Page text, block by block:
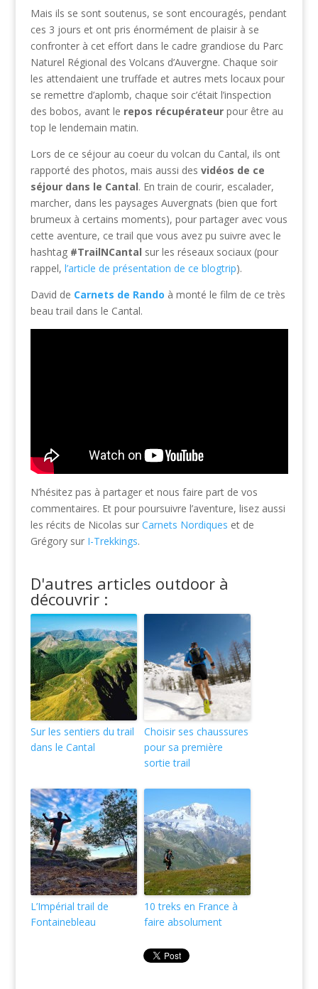
Mais ils se sont soutenus, se sont encouragés, pendant
ces 3 jours et ont pris énormément de plaisir à se
confronter à cet effort dans le cadre grandiose du Parc
Naturel Régional des Volcans d’Auvergne. Chaque soir
les attendaient une truffade et autres mets locaux pour
se remettre d’aplomb, chaque soir c’était l’inspection
des bobos, avant le repos récupérateurpour être au
top le lendemain matin.
Lors de ce séjour au coeur du volcan du Cantal, ils ont
rapporté des photos, mais aussi des vidéos de ce
séjour dans le Cantal. En train de courir, escalader,
marcher, dans les paysages Auvergnats (bien que fort
brumeux à certains moments), pour partager avec vous
cette aventure, ce trail que vous avez pu suivre avec le
hashtag #TrailNCantal sur les réseaux sociaux (pour
rappel, l’article de présentation de ce blogtrip).
David de Carnets de Rando à monté le film de ce très
beau trail dans le Cantal.
N’hésitez pas à partager et nous faire part de vos
commentaires. Et pour poursuivre l’aventure, lisez aussi
les récits de Nicolas sur Carnets Nordiques et de
Grégory sur I-Trekkings.
D'autres articles outdoor à
découvrir :
Sur les sentiers du trail
dans le Cantal
Choisir ses chaussures
pour sa première
sortie trail
L’Impérial trail de
Fontainebleau
10 treks en France à
faire absolument